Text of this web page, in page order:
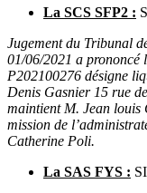
La SCS SFP2 :
Jugement du Tribunal
01/06/2021 a prononcé
P202100276 désigne
Denis Gasnier 15 rue
maintient M. Jean louis
mission de
Catherine Poli.
La SAS FYS :